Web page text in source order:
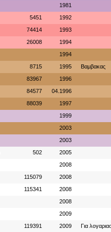
1981
5451 1992
74414 1993
26008 1994
1994
8715 1995 Βαμβακας
83967 1996
84577 04.1996
88039 1997
1999
2003
2003
502 2005
2008
115079 2008
115341 2008
2008
2009
119391 2009 Για